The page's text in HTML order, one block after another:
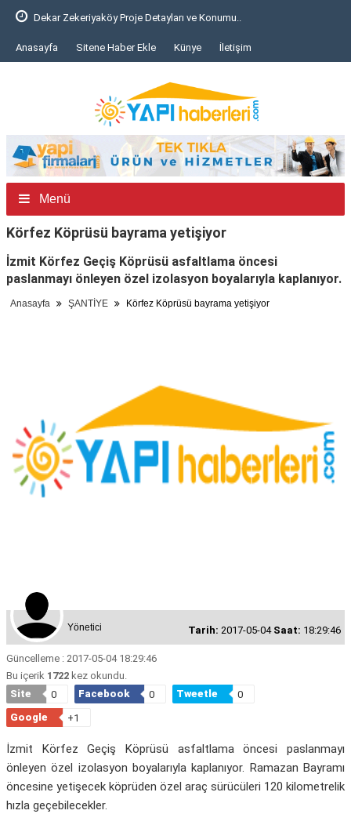
Dekar Zekeriyaköy Proje Detayları ve Konumu..
Anasayfa Sitene Haber Ekle Künye İletişim
Menü
Körfez Köprüsü bayrama yetişiyor
İzmit Körfez Geçiş Köprüsü asfaltlama öncesi
paslanmayı önleyen özel izolasyon boyalarıyla kaplanıyor.
Anasayfa ŞANTİYE Körfez Köprüsü bayrama yetişiyor
Yönetici Tarih: 2017-05-04 Saat: 18:29:46
Güncelleme : 2017-05-04 18:29:46
Bu içerik 1722 kez okundu.
Site
0 Facebook 0 Tweetle
0
Google
+1
İzmit Körfez Geçiş Köprüsü asfaltlama öncesi paslanmayı
önleyen özel izolasyon boyalarıyla kaplanıyor. Ramazan Bayramı
öncesine yetişecek köprüden özel araç sürücüleri 120 kilometrelik
hızla geçebilecekler.